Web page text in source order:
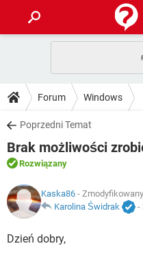
GRY
SPOTIFY
INSTAGRAM
WINDOWS 10
PORADY
PlayStation
SPOTIFY
INSTAGRAM
WINDOWS 10
DO POBRANIA
ANDROID
GRY
IOS
INSTAGRAM
WINDOWS 10
FORUM
COVID-19
GRY
ARTYKUŁY
COVID-19
GRY
Forum Windows
Poprzedni Temat
Brak możliwości
Rozwiązany
Kaska86 -
Karolina Świdrak
-
Dzień dobry,